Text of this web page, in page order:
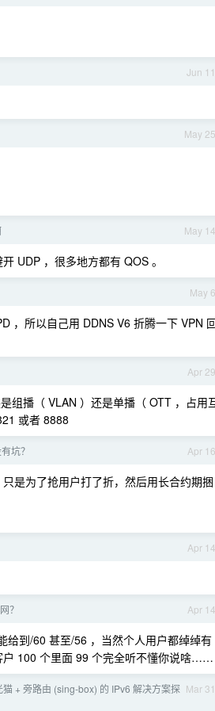
Jun 11
May 25
May 14
UDP ，很多地方都有 QOS 。
May 6
，所以自己用 DDNS V6 折腾一下 VPN
Apr 29
组播（ VLAN ）还是单播（ OTT ，占用
或者 8888
Apr 16
坑？
是为了抢用户打了折，然后用长合约期捆
Apr 14
Apr 14
？
给到/60 甚至/56 ，当然个人用户都绰绰有
户 100 个里面 99 个完全听不懂你说啥……
Mar 31
+ 旁路由 (sing-box) 的 IPv6 解决方案探